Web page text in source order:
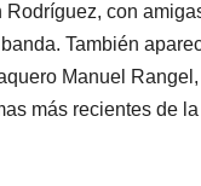
Rodríguez, con
También
Manuel
más recientes de